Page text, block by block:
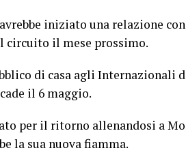
iniziato una relazione
circuito il mese prossimo.
di casa agli Internazionali
il 6 maggio.
per il ritorno allenandosi a
la sua nuova fiamma.